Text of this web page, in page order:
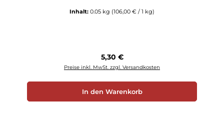
Inhalt: 0.05 kg (106,00 € / 1 kg)
Regulärer Preis:
5,30 €
Preise inkl. MwSt. zzgl. Versandkosten
In den Warenkorb